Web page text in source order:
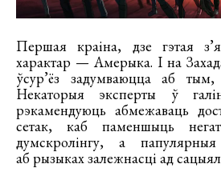
Першая краіна, дзе гэтая
характар — Амерыка. І на
ўсур’ёз задумваюцца аб
Некаторыя эксперты ў
рэкамендуюць абмежаваць
сетак, каб паменшыць
думскролінгу, а
аб рызыках залежнасці ад